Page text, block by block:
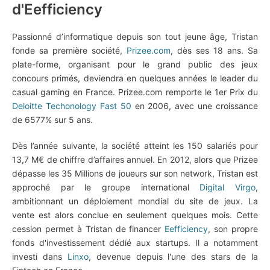
d'Eefficiency
Passionné d’informatique depuis son tout jeune âge, Tristan
fonde sa première société, Prizee.com, dès ses 18 ans. Sa
plate-forme, organisant pour le grand public des jeux
concours primés, deviendra en quelques années le leader du
casual gaming en France. Prizee.com remporte le 1er Prix du
Deloitte Techonology Fast 50 en 2006, avec une croissance
de 6577% sur 5 ans.
Dès l’année suivante, la société atteint les 150 salariés pour
13,7 M€ de chiffre d’affaires annuel. En 2012, alors que Prizee
dépasse les 35 Millions de joueurs sur son network, Tristan est
approché par le groupe international Digital Virgo,
ambitionnant un déploiement mondial du site de jeux. La
vente est alors conclue en seulement quelques mois. Cette
cession permet à Tristan de financer Eefficiency, son propre
fonds d'investissement dédié aux startups. Il a notamment
investi dans Linxo, devenue depuis l'une des stars de la